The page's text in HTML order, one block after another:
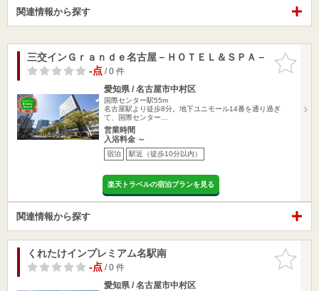
関連情報から探す
お気に入
りに追加
三交インＧｒａｎｄｅ名古屋－ＨＯＴＥＬ＆ＳＰＡ－
-点/ 0 件
愛知県 / 名古屋市中村区
国際センター駅55m
名古屋駅より徒歩8分。地下ユニモール14番を通り過ぎ
て、国際センター…
営業時間
入浴料金 ～
宿泊 駅近（徒歩10分以内）
楽天トラベルの宿泊プランを見る
関連情報から探す
お気に入
りに追加
くれたけインプレミアム名駅南
-点/ 0 件
愛知県 / 名古屋市中村区